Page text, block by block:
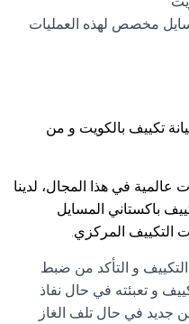
مخصص لهذه العمليات
تكييف بالكويت و من
في هذا المجال، لدينا
باكستاني المسايل
التكييف المركزي.
و التأكد من ضبط
و تعبئته في حال نفاذ
من جديد في حال تلف الغاز